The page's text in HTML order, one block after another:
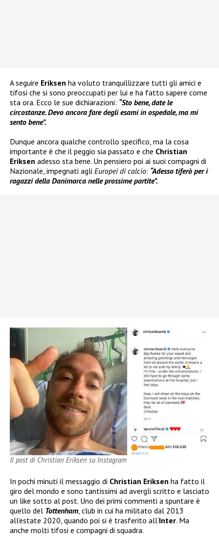
A seguire Eriksen ha voluto tranquillizzare tutti gli amici e
tifosi che si sono preoccupati per lui e ha fatto sapere come
sta ora. Ecco le sue dichiarazioni: “Sto bene, date le
circostanze. Devo ancora fare degli esami in ospedale, ma mi
sento bene”.
Dunque ancora qualche controllo specifico, ma la cosa
importante è che il peggio sia passato e che Christian
Eriksen adesso sta bene. Un pensiero poi ai suoi compagni di
Nazionale, impegnati agli Europei di calcio: “Adesso tiferò per i
ragazzi della Danimarca nelle prossime partite”.
Il post di Christian Eriksen su Instagram
In pochi minuti il messaggio di Christian Eriksen ha fatto il
giro del mondo e sono tantissimi ad avergli scritto e lasciato
un like sotto al post. Uno dei primi commenti a spuntare è
quello del Tottenham, club in cui ha militato dal 2013
all’estate 2020, quando poi si è trasferito all’Inter. Ma
anche molti tifosi e compagni di squadra.